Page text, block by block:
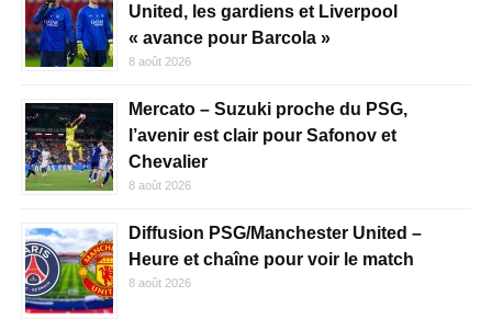
United, les gardiens et Liverpool
« avance pour Barcola »
8 août 2026
Mercato – Suzuki proche du PSG,
l’avenir est clair pour Safonov et
Chevalier
8 août 2026
Diffusion PSG/Manchester United –
Heure et chaîne pour voir le match
8 août 2026